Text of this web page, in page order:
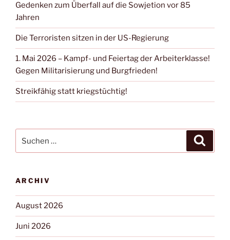
Gedenken zum Überfall auf die Sowjetion vor 85
Jahren
Die Terroristen sitzen in der US-Regierung
1. Mai 2026 – Kampf- und Feiertag der Arbeiterklasse!
Gegen Militarisierung und Burgfrieden!
Streikfähig statt kriegstüchtig!
ARCHIV
August 2026
Juni 2026